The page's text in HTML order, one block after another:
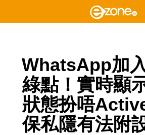
WhatsApp加
綠點！實時顯
狀態扮唔
保私隱有法附